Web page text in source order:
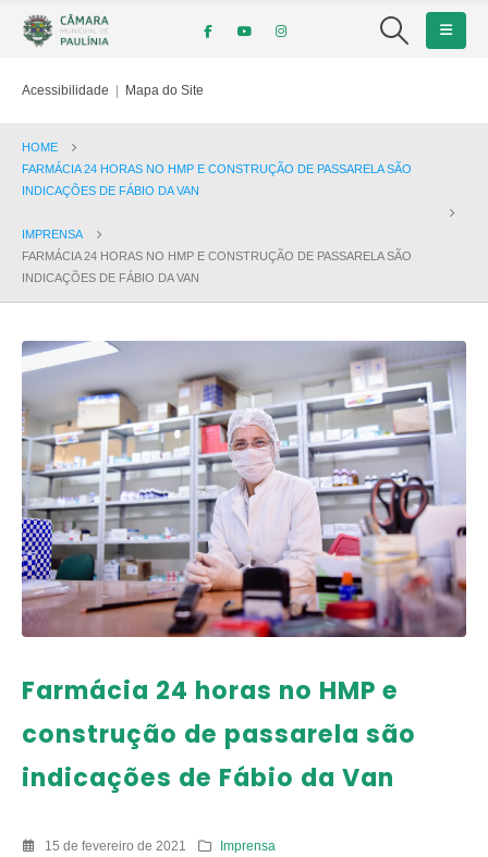
Acessibilidade | Mapa do Site
HOME
FARMÁCIA 24 HORAS NO HMP E CONSTRUÇÃO DE PASSARELA SÃO
INDICAÇÕES DE FÁBIO DA VAN
IMPRENSA
FARMÁCIA 24 HORAS NO HMP E CONSTRUÇÃO DE PASSARELA SÃO
INDICAÇÕES DE FÁBIO DA VAN
Farmácia 24 horas no HMP e
construção de passarela são
indicações de Fábio da Van
15 de fevereiro de 2021
Imprensa